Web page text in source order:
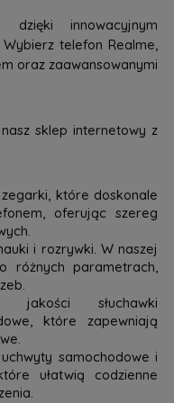
dzięki innowacyjnym
telefon Realme,
oraz zaawansowanymi
sklep internetowy z
które doskonale
oferując szereg
i rozrywki. W naszej
różnych parametrach,
słuchawki
które zapewniają
samochodowe i
ułatwią codzienne